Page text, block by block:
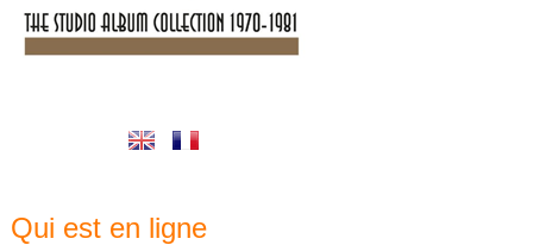
Qui est en ligne